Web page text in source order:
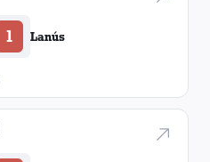
1 Lanús